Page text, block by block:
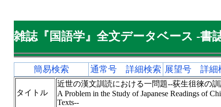
雑誌『国語学』全文データベース -書
簡易検索 通常号 詳細検索 展望号 詳細
タイトル
近世の漢文訓読における一問題--荻生徂徠の
A Problem in the Study of Japanese Readings of
Texts--